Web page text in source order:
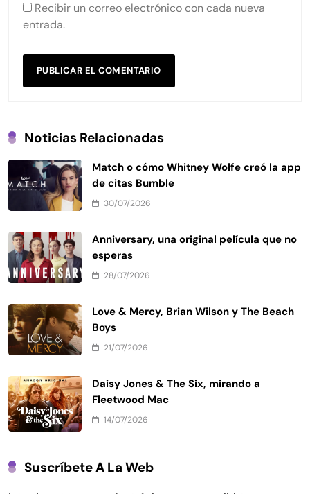
Recibir un correo electrónico con cada nueva
entrada.
Noticias Relacionadas
Match o cómo Whitney Wolfe creó la app
de citas Bumble
30/07/2026
Anniversary, una original película que no
esperas
28/07/2026
Love & Mercy, Brian Wilson y The Beach
Boys
21/07/2026
Daisy Jones & The Six, mirando a
Fleetwood Mac
14/07/2026
Suscríbete A La Web